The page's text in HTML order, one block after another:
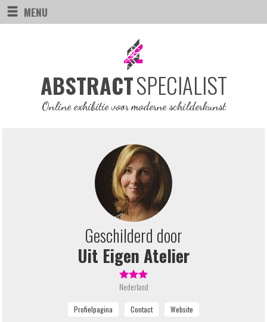
MENU
ABSTRACTSPECIALIST
Online exhibitie voor moderne schilderkunst
Geschilderd door
Uit Eigen Atelier
Nederland